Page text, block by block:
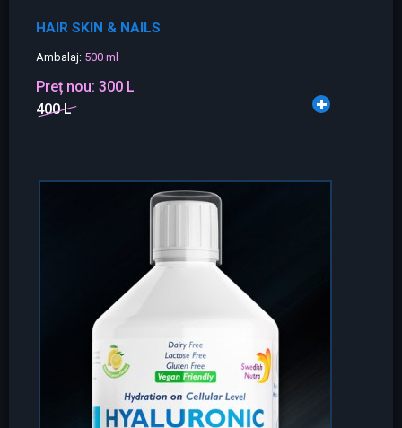
HAIR SKIN & NAILS
Ambalaj: 500 ml
Preț nou: 300 L
400 L